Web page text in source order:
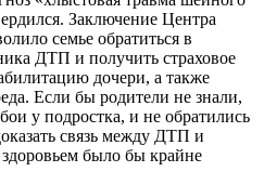
Заключение Центра
семье обратиться в
ДТП и получить страховое
дочери, а также
Если бы родители не знали,
у подростка, и не обратились
связь между ДТП и
было бы крайне